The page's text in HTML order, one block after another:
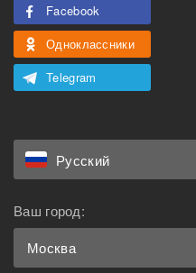
Facebook
Одноклассники
Telegram
Русский
Ваш город:
Москва